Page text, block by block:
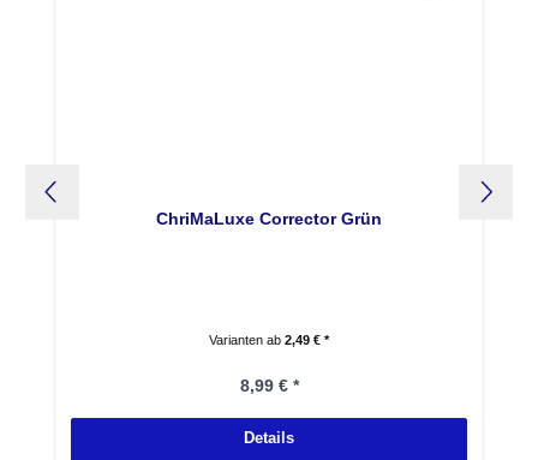
ChriMaLuxe Corrector Grün
Varianten ab 2,49 € *
Regulärer Preis:
8,99 € *
Details